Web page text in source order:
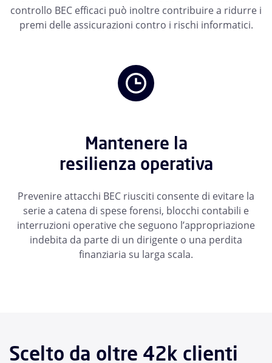
controllo BEC efficaci può inoltre contribuire a ridurre i
premi delle assicurazioni contro i rischi informatici.
Mantenere la
resilienza operativa
Prevenire attacchi BEC riusciti consente di evitare la
serie a catena di spese forensi, blocchi contabili e
interruzioni operative che seguono l’appropriazione
indebita da parte di un dirigente o una perdita
finanziaria su larga scala.
Scelto da oltre 42k clienti